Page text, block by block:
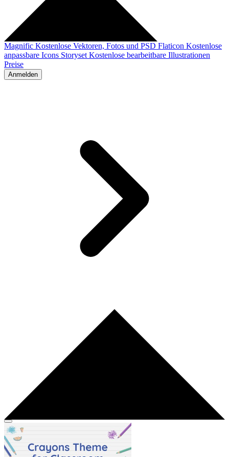
Magnific Kostenlose Vektoren, Fotos und PSD Flaticon Kostenlose
anpassbare Icons Storyset Kostenlose bearbeitbare Illustrationen
Preise
Anmelden